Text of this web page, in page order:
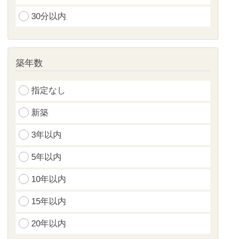
30分以内
築年数
指定なし
新築
3年以内
5年以内
10年以内
15年以内
20年以内